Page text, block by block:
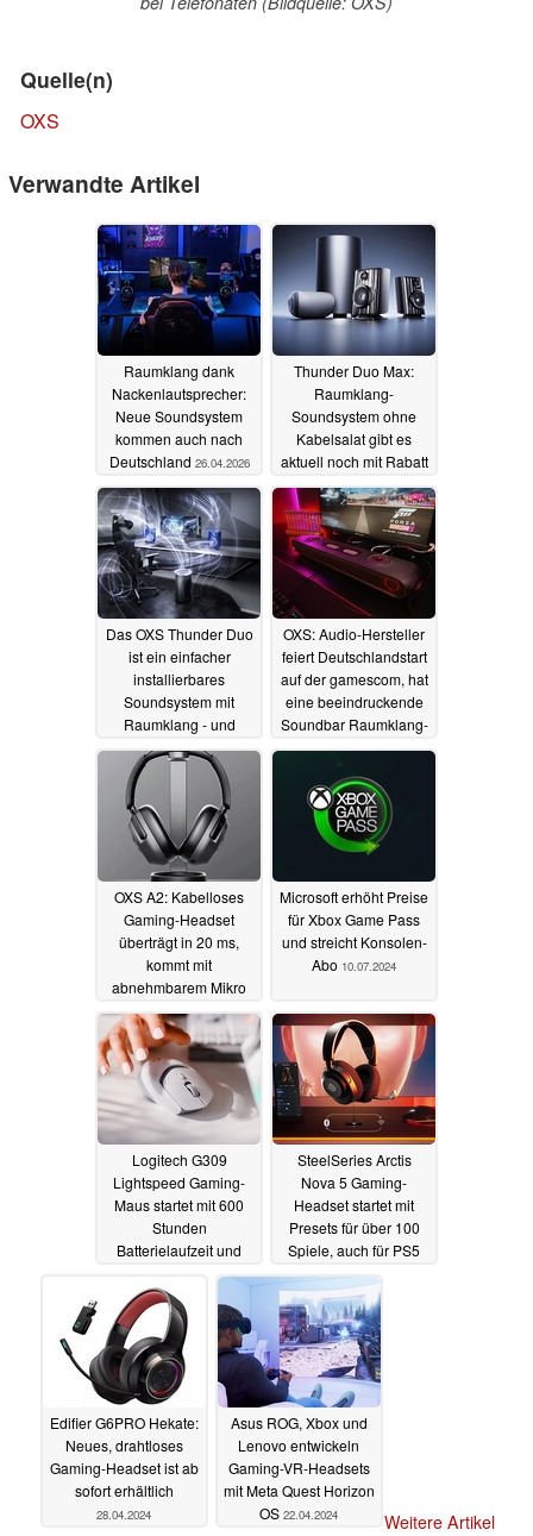
Quelle(n)
OXS
Verwandte Artikel
Raumklang dank
Nackenlautsprecher:
Neue Soundsystem
kommen auch nach
Deutschland 26.04.2026
Thunder Duo Max:
Raumklang-
Soundsystem ohne
Kabelsalat gibt es
aktuell noch mit Rabatt
29.11.2025
Das OXS Thunder Duo
ist ein einfacher
installierbares
Soundsystem mit
Raumklang - und
Audio-Nackenpolstern
OXS: Audio-Hersteller
feiert Deutschlandstart
auf der gamescom, hat
eine beeindruckende
Soundbar Raumklang-
Nackenpolster im
OXS A2: Kabelloses
Gaming-Headset
überträgt in 20 ms,
kommt mit
abnehmbarem Mikro
und ANC21.06.2025
Microsoft erhöht Preise
für Xbox Game Pass
und streicht Konsolen-
Abo 10.07.2024
Logitech G309
Lightspeed Gaming-
Maus startet mit 600
Stunden
Batterielaufzeit und
leichtem Gewicht für 89
Euro09.07.2024
SteelSeries Arctis
Nova 5 Gaming-
Headset startet mit
Presets für über 100
Spiele, auch für PS5
und Xbox14.05.2024
Edifier G6PRO Hekate:
Neues, drahtloses
Gaming-Headset ist ab
sofort erhältlich
28.04.2024
Asus ROG, Xbox und
Lenovo entwickeln
Gaming-VR-Headsets
mit Meta Quest Horizon
OS 22.04.2024
Weitere Artikel